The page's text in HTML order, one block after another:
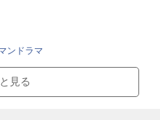
ンドラマ
見る